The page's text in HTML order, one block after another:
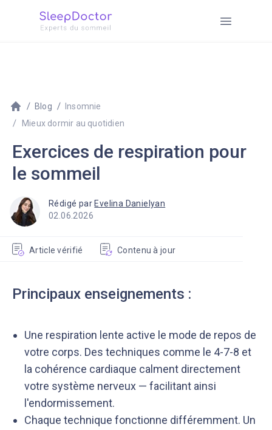
Blog
Insomnie
Mieux dormir au quotidien
Exercices de respiration pour
le sommeil
Rédigé par Evelina Danielyan
Article vérifié Contenu à jour
02.06.2026
Principaux enseignements :
Une respiration lente active le mode de repos de
votre corps. Des techniques comme le 4-7-8 et
la cohérence cardiaque calment directement
votre système nerveux — facilitant ainsi
l'endormissement.
Chaque technique fonctionne différemment. Un